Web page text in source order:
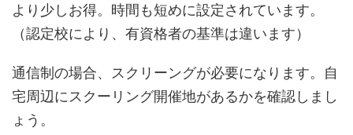
より少しお得。時間も短めに設定されています。
（認定校により、有資格者の基準は違います）
通信制の場合、スクリーングが必要になります。自
宅周辺にスクーリング開催地があるかを確認しまし
ょう。